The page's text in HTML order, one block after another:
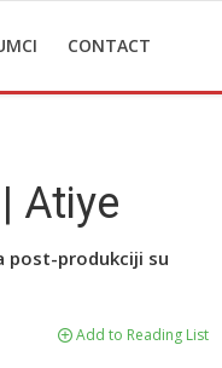
CONTACT
Atiye
post-produkciji su
Add to Reading List